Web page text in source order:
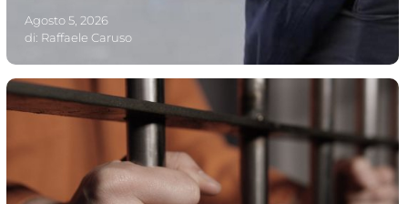
servizio e processato per direttissima
Agosto 5, 2026
di: Raffaele Caruso